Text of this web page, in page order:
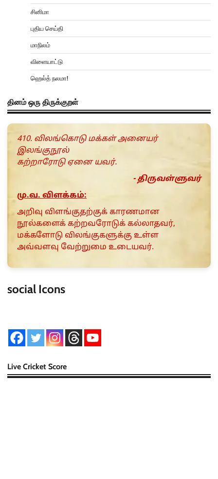
சினிமா
புதிய செய்தி
மாநிலம்
விளையாட்டு
ஹெல்த் நலமா!
தினம் ஒரு திருக்குறள்
410. விலங்கொடு மக்கள் அனையர்
இலங்குநூல்
கற்றாரோடு ஏனை யவர்.
- திருவள்ளுவர்
மு.வ. விளக்கம்:
அறிவு விளங்குதற்குக் காரணமான
நூல்களைக் கற்றவரோடுக் கல்லாதவர்,
மக்களோடு விலங்குகளுக்கு உள்ள
அவ்வளவு வேற்றுமை உடையவர்.
social Icons
Live Cricket Score